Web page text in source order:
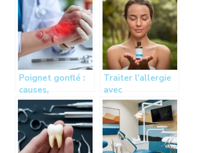
Poignet gonflé :
causes,
symptômes et
traitements pour
soulager la
douleur
Traiter l’allergie
avec
l’homéopathie :
une alternative
naturelle efficace